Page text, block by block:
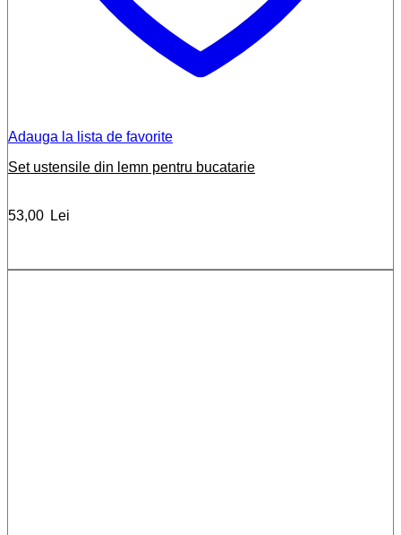
Adauga la lista de favorite
Set ustensile din lemn pentru bucatarie
53,00 Lei